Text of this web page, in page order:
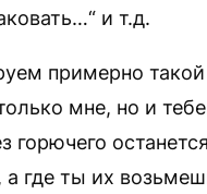
и т.д.
примерно такой
мне, но и
горючего
а где ты их